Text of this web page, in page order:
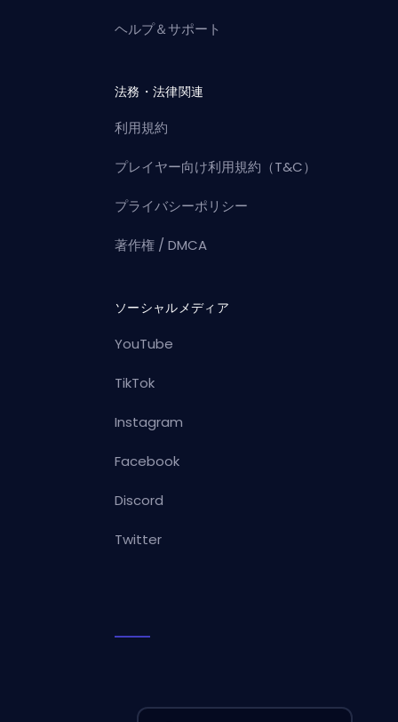
ヘルプ＆サポート
法務・法律関連
利用規約
プレイヤー向け利用規約（T&C）
プライバシーポリシー
著作権 / DMCA
ソーシャルメディア
YouTube
TikTok
Instagram
Facebook
Discord
Twitter